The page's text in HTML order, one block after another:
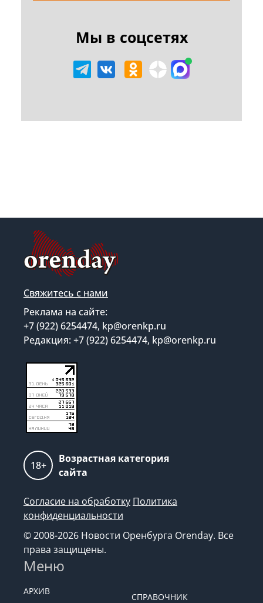
Мы в соцсетях
Свяжитесь с нами
Реклама на сайте:
+7 (922) 6254474, kp@orenkp.ru
Редакция: +7 (922) 6254474, kp@orenkp.ru
18+
Возрастная категория
сайта
Согласие на обработку Политика
конфиденциальности
© 2008-2026 Новости Оренбурга Orenday. Все
права защищены.
Меню
АРХИВ
СПРАВОЧНИК